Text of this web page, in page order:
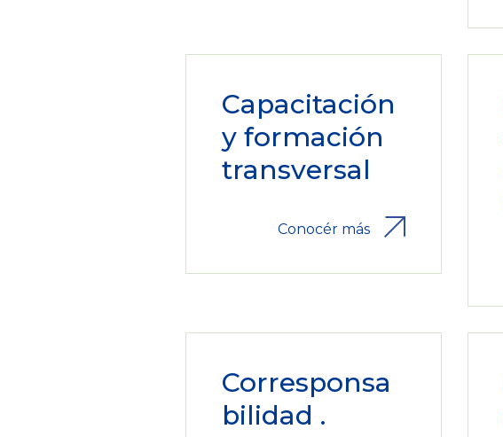
Capacitación
y formación
transversal
Conocér más
Corresponsa
bilidad .